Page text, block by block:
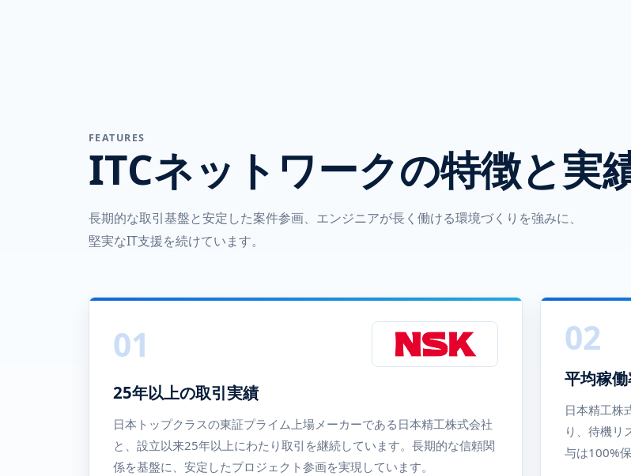
FEATURES
ITCネットワークの特徴と実
長期的な取引基盤と安定した案件参画、エンジニアが長く働ける環境づくりを強みに、
堅実なIT支援を続けています。
01
25年以上の取引実績
日本トップクラスの東証プライム上場メーカーである日本精工株式会社
と、設立以来25年以上にわたり取引を継続しています。長期的な信頼関
係を基盤に、安定したプロジェクト参画を実現しています。
02
平均稼
日本精工株
り、待機リ
与は100%